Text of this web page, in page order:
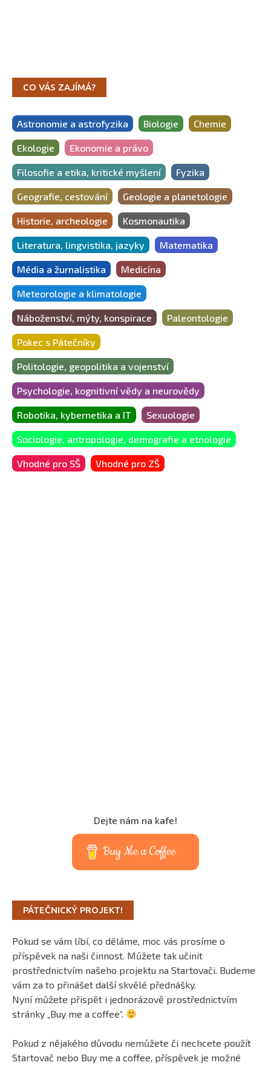
CO VÁS ZAJÍMÁ?
Astronomie a astrofyzika Biologie Chemie
Ekologie Ekonomie a právo
Filosofie a etika, kritické myšlení Fyzika
Geografie, cestování Geologie a planetologie
Historie, archeologie Kosmonautika
Literatura, lingvistika, jazyky Matematika
Média a žurnalistika Medicína
Meteorologie a klimatologie
Náboženství, mýty, konspirace Paleontologie
Pokec s Pátečníky
Politologie, geopolitika a vojenství
Psychologie, kognitivní vědy a neurovědy
Robotika, kybernetika a IT Sexuologie
Sociologie, antropologie, demografie a etnologie
Vhodné pro SŠ Vhodné pro ZŠ
Dejte nám na kafe!
Buy Me a Coffee
PÁTEČNICKÝ PROJEKT!
Pokud se vám líbí, co děláme, moc vás prosíme o
příspěvek na naši činnost. Můžete tak učinit
prostřednictvím našeho projektu na Startovači. Budeme
vám za to přinášet další skvělé přednášky.
Nyní můžete přispět i jednorázově prostřednictvím
stránky „Buy me a coffee“.
Pokud z nějakého důvodu nemůžete či nechcete použít
Startovač nebo Buy me a coffee, příspěvek je možné